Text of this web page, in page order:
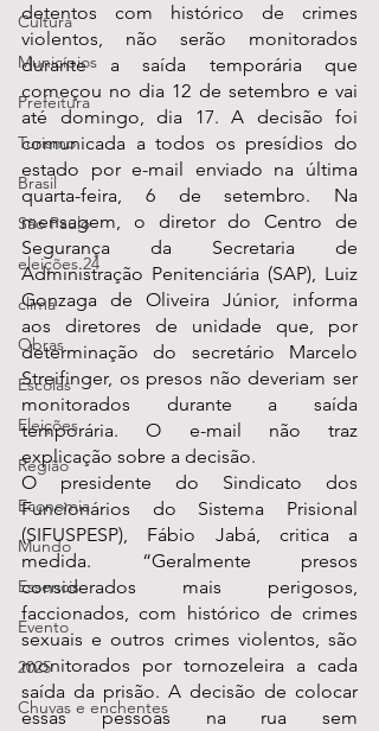
Cultura
Municípios
Prefeitura
Turismo
Brasil
São Paulo
eleições 24
clima
Obras
Escolas
Eleições
Região
Economia
Mundo
Essencis
Evento
2025
Chuvas e enchentes
detentos com histórico de crimes
violentos, não serão monitorados
durante a saída temporária que
começou no dia 12 de setembro e vai
até domingo, dia 17. A decisão foi
comunicada a todos os presídios do
estado por e-mail enviado na última
quarta-feira, 6 de setembro. Na
mensagem, o diretor do Centro de
Segurança da Secretaria de
Administração Penitenciária (SAP), Luiz
Gonzaga de Oliveira Júnior, informa
aos diretores de unidade que, por
determinação do secretário Marcelo
Streifinger, os presos não deveriam ser
monitorados durante a saída
temporária. O e-mail não traz
explicação sobre a decisão.
O presidente do Sindicato dos
Funcionários do Sistema Prisional
(SIFUSPESP), Fábio Jabá, critica a
medida. “Geralmente presos
considerados mais perigosos,
faccionados, com histórico de crimes
sexuais e outros crimes violentos, são
monitorados por tornozeleira a cada
saída da prisão. A decisão de colocar
essas pessoas na rua sem